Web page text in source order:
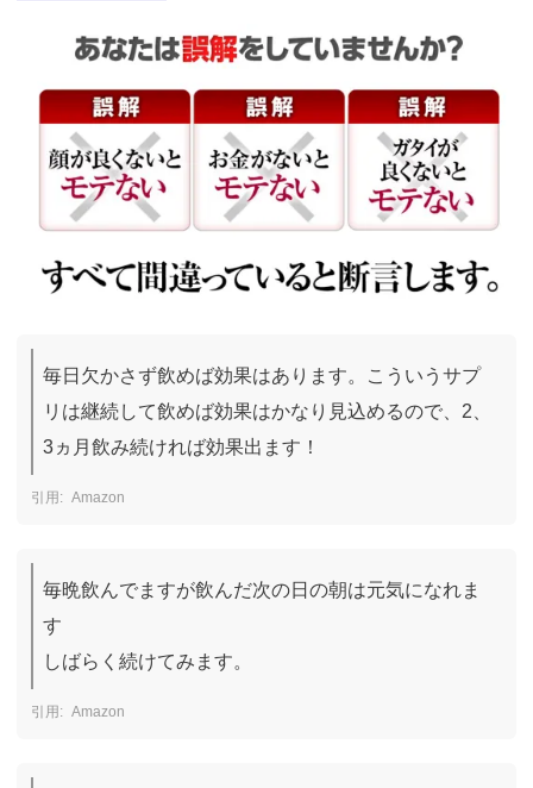
引用： https://www.cidorbuzz.net/
毎日欠かさず飲めば効果はあります。こういうサプ
リは継続して飲めば効果はかなり見込めるので、2、
3ヵ月飲み続ければ効果出ます！
Amazon
毎晩飲んでますが飲んだ次の日の朝は元気になれま
す
しばらく続けてみます。
Amazon